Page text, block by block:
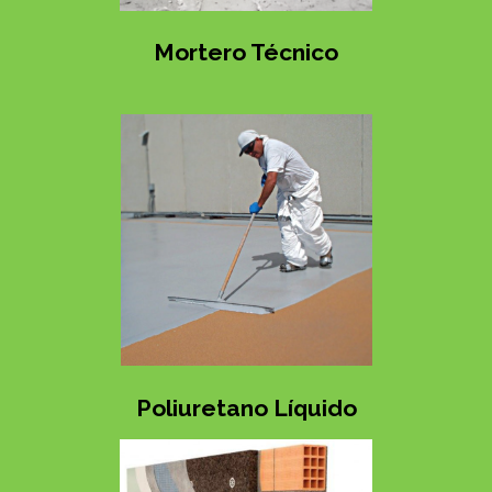
Mortero Técnico
Poliuretano Líquido